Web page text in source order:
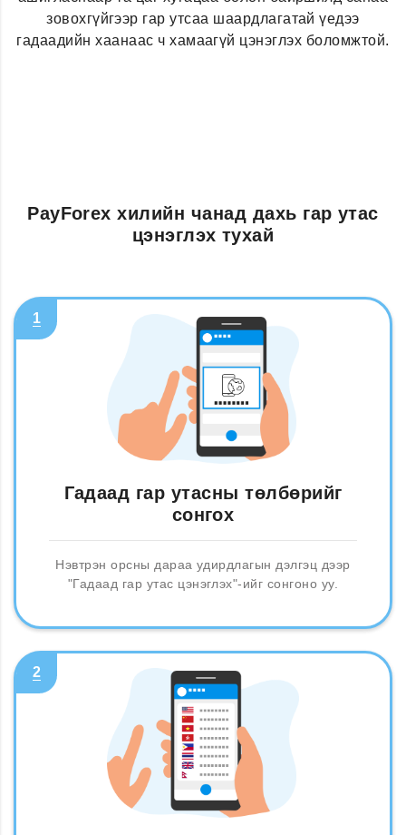
зовохгүйгээр гар утсаа шаардлагатай үедээ
гадаадийн хаанаас ч хамаагүй цэнэглэх боломжтой.
PayForex хилийн чанад дахь гар утас
цэнэглэх тухай
1
Гадаад гар утасны төлбөрийг
сонгох
Нэвтрэн орсны дараа удирдлагын дэлгэц дээр
"Гадаад гар утас цэнэглэх"-ийг сонгоно уу.
2